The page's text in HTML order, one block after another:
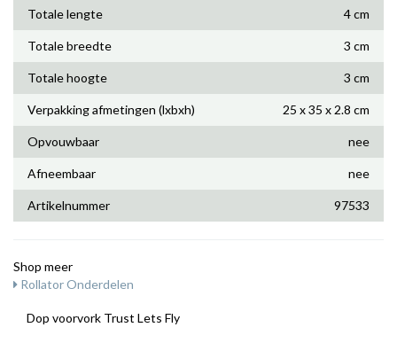
Totale lengte 4 cm
Totale breedte 3 cm
Totale hoogte 3 cm
Verpakking afmetingen (lxbxh) 25 x 35 x 2.8 cm
Opvouwbaar nee
Afneembaar nee
Artikelnummer 97533
Shop meer
Rollator Onderdelen
Dop voorvork Trust Lets Fly